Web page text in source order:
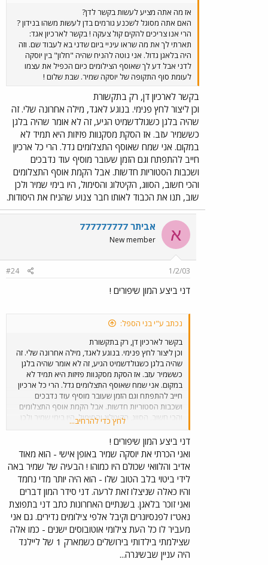
והסטוריון מאד מצר על זה.
אז מה אתה מציע לעשות בקשר לדן?
האם אתה מסוגל לשכנע גורמים בדן לעשות משהו בנידון ?
הרי אנו צריכים להקים קול צעקה ! בקשר לארכיון אגד:
תארתי לך את מה שראו עיניי ביום שדני בא לעבוד שם. וזה
היה בלאגן גדול. אני נוטה להניח שהיה "חלון" בין יוסקה
לדני אבל דע לך שאוסף הצילומים כיום הכפיל את עצמו
לעומת סוף התקופה של יוסקה שמיר. שבת שלום !
בקשר לארכיון דן, רק בתקשורת
וכן ליצור לחץ פנימי. בנוגע לאגד, מילה אחרונה שלי. זה
שהיה בלגן כשגולדשמיט הגיע, זה לא אומר שהיה בלגן
כששמיר עזב. אז הסקת מסקנוות פזיזות היא תמיד לא
במקום. אני שמח שאוסף התצלומים גדל. הרי כל ארכיון
חייב להתפתח וגם הזמן שעובר מוסיף עוד נדבכים
ושכבות הסטוריות חדשות. אבל הקמת אוסף התצלומים
והכי חשוב, הסווג, הקיטלוג והסימול, היו בימי שמיר ולכן
שוב, תנו את הכבוד לאותו חבר צנוע שהניח את היסודות.
א אביתר 777777777
New member
1/2/03
#24
דני ביצע המון שיפורים !
נכתב ע"י בני הספל:
בקשר לארכיון דן, רק בתקשורת
וכן ליצור לחץ פנימי. בנוגע לאגד, מילה אחרונה שלי. זה
שהיה בלגן כשגולדשמיט הגיע, זה לא אומר שהיה בלגן
כששמיר עזב. אז הסקת מסקנוות פזיזות היא תמיד לא
במקום. אני שמח שאוסף התצלומים גדל. הרי כל ארכיון
חייב להתפתח וגם הזמן שעובר מוסיף עוד נדבכים
ושכבות הסטוריות חדשות. אבל הקמת אוסף התצלומים
והכי חשוב, הסווג, הקיטלוג והסימול, היו בימי שמיר ולכן
שוב, תנו את הכבוד לאותו חבר צנוע שהניח את היסודות.
לחץ כדי להרחיב...
דני ביצע המון שיפורים !
ואני הכרתי את יוסקה שמיר באופן אישי - הוא מאוד
אדיב והלוואי שכולם היו כמוהו ! הבעיה של שמיר באה
לידי ביטוי בלב הטוב שלו - הוא היה יותר מדי נחמד
והיו כאלה שניצלו זאת לרעה. דני סידר המון דברים
ואני זוכר בלאגן. בשנתיים האחרונות כתב דני בתפוצת
נאט"ו לפנסיונרים וקיבל אלפי צילומים נדירים. גם אני
מעביר לו כל העת צילומי אוטובוסים ישנים - כמו אלה
שצילמתי בילדותי בירושלים כשמארק 1 של ליילנד
היה עניין שבשיגרה...